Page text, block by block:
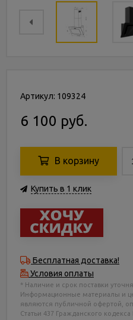
Артикул: 109324
6 100 руб.
В корзину
Купить в 1 клик
Бесплатная доставка!
Условия оплаты
* Наличие и срок поставки
Информационные материалы и
являются публичной офертой,
Статьи 437 Гражданского кодекса